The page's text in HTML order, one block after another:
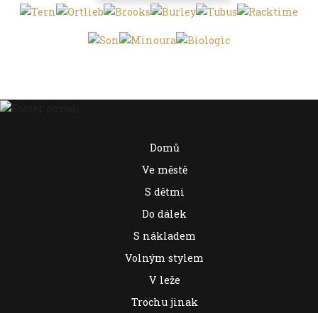
Domů
Ve městě
S dětmi
Do dálek
S nákladem
Volným stylem
V leže
Trochu jinak